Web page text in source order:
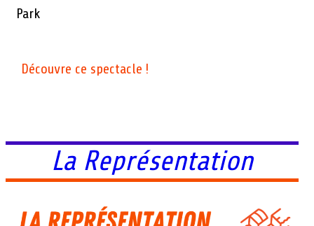
Park
Découvre ce spectacle !
La Représentation